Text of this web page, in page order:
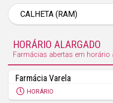
Braga
Bragança
Coimbra
Évora
CALHETA (RAM)
HORÁRIO ALARGADO
Farmácias abertas em horário
Farmácia Varela
HORÁRIO